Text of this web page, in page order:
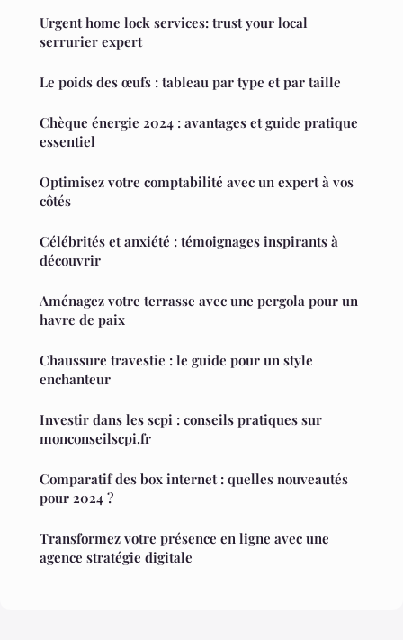
Urgent home lock services: trust your local
serrurier expert
Le poids des œufs : tableau par type et par taille
Chèque énergie 2024 : avantages et guide pratique
essentiel
Optimisez votre comptabilité avec un expert à vos
côtés
Célébrités et anxiété : témoignages inspirants à
découvrir
Aménagez votre terrasse avec une pergola pour un
havre de paix
Chaussure travestie : le guide pour un style
enchanteur
Investir dans les scpi : conseils pratiques sur
monconseilscpi.fr
Comparatif des box internet : quelles nouveautés
pour 2024 ?
Transformez votre présence en ligne avec une
agence stratégie digitale